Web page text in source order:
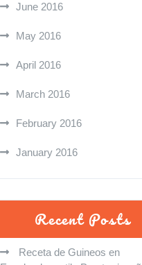
June 2016
May 2016
April 2016
March 2016
February 2016
January 2016
Recent Posts
Receta de Guineos en